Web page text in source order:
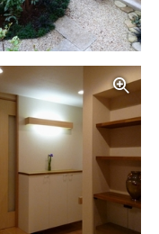
大する